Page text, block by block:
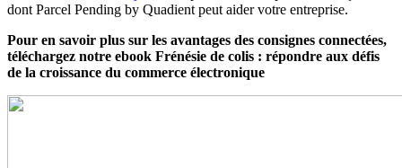
dont Parcel Pending by Quadient peut aider votre entreprise.
Pour en savoir plus sur les avantages des consignes connectées,
téléchargez notre ebook Frénésie de colis : répondre aux défis
de la croissance du commerce électronique